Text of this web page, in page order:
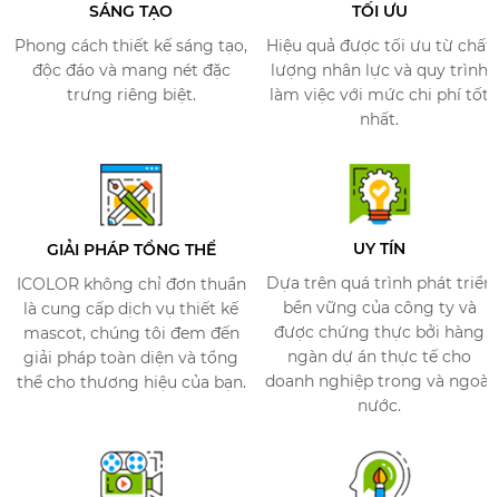
SÁNG TẠO
Phong cách thiết kế sáng tạo,
độc đáo và mang nét đặc
trưng riêng biệt.
TỐI ƯU​​
Hiệu quả được tối ưu từ chất
lượng nhân lực và quy trình
làm việc với mức chi phí tốt
nhất.
GIẢI PHÁP TỔNG THỂ
ICOLOR không chỉ đơn thuần
là cung cấp dịch vụ thiết kế
mascot, chúng tôi đem đến
giải pháp toàn diện và tổng
thể cho thương hiệu của bạn.​
UY TÍN
Dựa trên quá trình phát triển
bền vững của công ty và
được chứng thực bởi hàng
ngàn dự án thực tế cho
doanh nghiệp trong và ngoài
nước.